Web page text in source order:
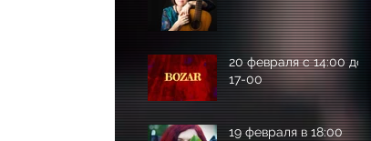
20 февраля с 14:00 до
17-00
19 февраля в 18:00